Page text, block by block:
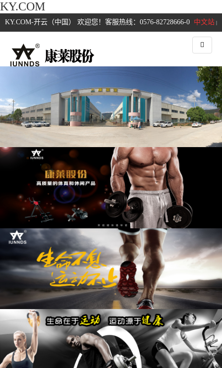
KY.COM
中文站 |
KY.COM-开云（中国） 欢迎您！客服热线：0576-82728666-0